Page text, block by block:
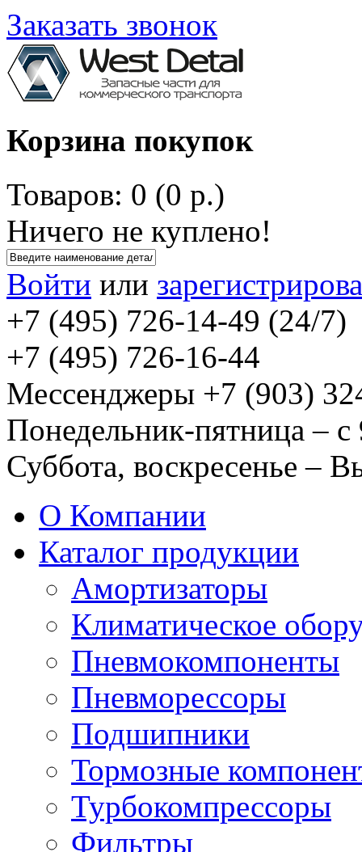
Заказать звонок
Корзина покупок
Товаров: 0 (0 р.)
Ничего не куплено!
Войти или
+7 (495) 726-14-49 (24/7)
+7 (495) 726-16-44
Мессенджеры +7 (903)
Понедельник-пятница –
Суббота, воскресенье –
О Компании
Каталог продукции
Амортизаторы
Климатическое
Пневмокомпоненты
Пневморессоры
Подшипники
Тормозные
Турбокомпрессоры
Фильтры